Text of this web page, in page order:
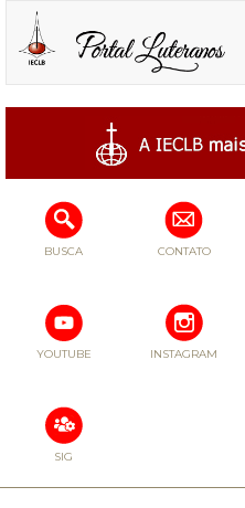
BUSCA CONTATO
YOUTUBE INSTAGRAM
SIG